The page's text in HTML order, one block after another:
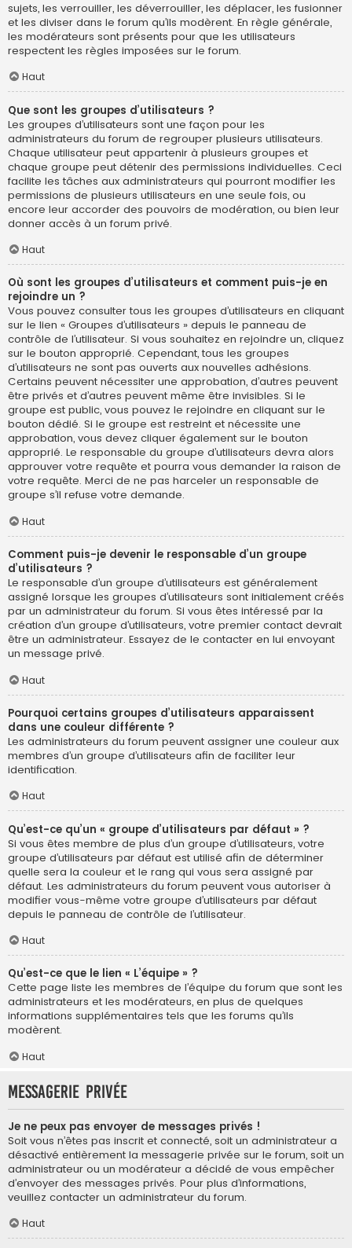
sujets, les verrouiller, les déverrouiller, les déplacer, les fusionner
et les diviser dans le forum qu’ils modèrent. En règle générale,
les modérateurs sont présents pour que les utilisateurs
respectent les règles imposées sur le forum.
Haut
Que sont les groupes d’utilisateurs ?
Les groupes d’utilisateurs sont une façon pour les
administrateurs du forum de regrouper plusieurs utilisateurs.
Chaque utilisateur peut appartenir à plusieurs groupes et
chaque groupe peut détenir des permissions individuelles. Ceci
facilite les tâches aux administrateurs qui pourront modifier les
permissions de plusieurs utilisateurs en une seule fois, ou
encore leur accorder des pouvoirs de modération, ou bien leur
donner accès à un forum privé.
Haut
Où sont les groupes d’utilisateurs et comment puis-je en
rejoindre un ?
Vous pouvez consulter tous les groupes d’utilisateurs en cliquant
sur le lien « Groupes d’utilisateurs » depuis le panneau de
contrôle de l’utilisateur. Si vous souhaitez en rejoindre un, cliquez
sur le bouton approprié. Cependant, tous les groupes
d’utilisateurs ne sont pas ouverts aux nouvelles adhésions.
Certains peuvent nécessiter une approbation, d’autres peuvent
être privés et d’autres peuvent même être invisibles. Si le
groupe est public, vous pouvez le rejoindre en cliquant sur le
bouton dédié. Si le groupe est restreint et nécessite une
approbation, vous devez cliquer également sur le bouton
approprié. Le responsable du groupe d’utilisateurs devra alors
approuver votre requête et pourra vous demander la raison de
votre requête. Merci de ne pas harceler un responsable de
groupe s’il refuse votre demande.
Haut
Comment puis-je devenir le responsable d’un groupe
d’utilisateurs ?
Le responsable d’un groupe d’utilisateurs est généralement
assigné lorsque les groupes d’utilisateurs sont initialement créés
par un administrateur du forum. Si vous êtes intéressé par la
création d’un groupe d’utilisateurs, votre premier contact devrait
être un administrateur. Essayez de le contacter en lui envoyant
un message privé.
Haut
Pourquoi certains groupes d’utilisateurs apparaissent
dans une couleur différente ?
Les administrateurs du forum peuvent assigner une couleur aux
membres d’un groupe d’utilisateurs afin de faciliter leur
identification.
Haut
Qu’est-ce qu’un « groupe d’utilisateurs par défaut » ?
Si vous êtes membre de plus d’un groupe d’utilisateurs, votre
groupe d’utilisateurs par défaut est utilisé afin de déterminer
quelle sera la couleur et le rang qui vous sera assigné par
défaut. Les administrateurs du forum peuvent vous autoriser à
modifier vous-même votre groupe d’utilisateurs par défaut
depuis le panneau de contrôle de l’utilisateur.
Haut
Qu’est-ce que le lien « L’équipe » ?
Cette page liste les membres de l’équipe du forum que sont les
administrateurs et les modérateurs, en plus de quelques
informations supplémentaires tels que les forums qu’ils
modèrent.
Haut
Messagerie privée
Je ne peux pas envoyer de messages privés !
Soit vous n’êtes pas inscrit et connecté, soit un administrateur a
désactivé entièrement la messagerie privée sur le forum, soit un
administrateur ou un modérateur a décidé de vous empêcher
d’envoyer des messages privés. Pour plus d’informations,
veuillez contacter un administrateur du forum.
Haut